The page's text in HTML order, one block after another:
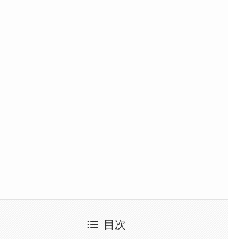
目次